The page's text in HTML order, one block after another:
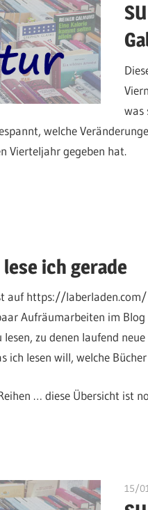
was
welche
Vierteljahr gegeben hat.
ich gerade
auf https://laberladen.com/
Aufräumarbeiten im
zu denen laufend
ich lesen will, welche
… diese Übersicht ist
15/